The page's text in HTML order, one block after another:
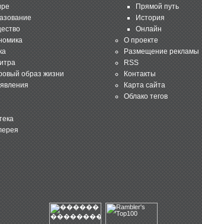
образ жизни
Прямой путь
История
Онлайн
О проекте
Размещение рекламы
RSS
Контакты
Карта сайта
Облако тегов